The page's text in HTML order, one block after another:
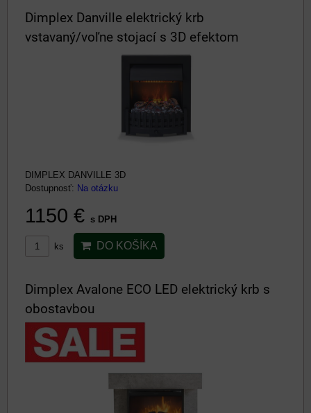
Dimplex Danville elektrický krb
vstavaný/voľne stojací s 3D efektom
DIMPLEX DANVILLE 3D
Dostupnosť: Na otázku
1150 € s DPH
ks DO KOŠÍKA
Dimplex Avalone ECO LED elektrický krb s
obostavbou